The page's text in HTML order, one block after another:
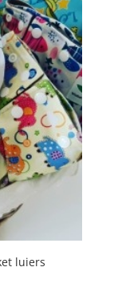
luiers